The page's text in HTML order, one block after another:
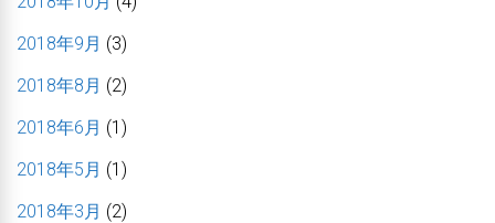
2018年9月 (3)
2018年8月 (2)
2018年6月 (1)
2018年5月 (1)
2018年3月 (2)